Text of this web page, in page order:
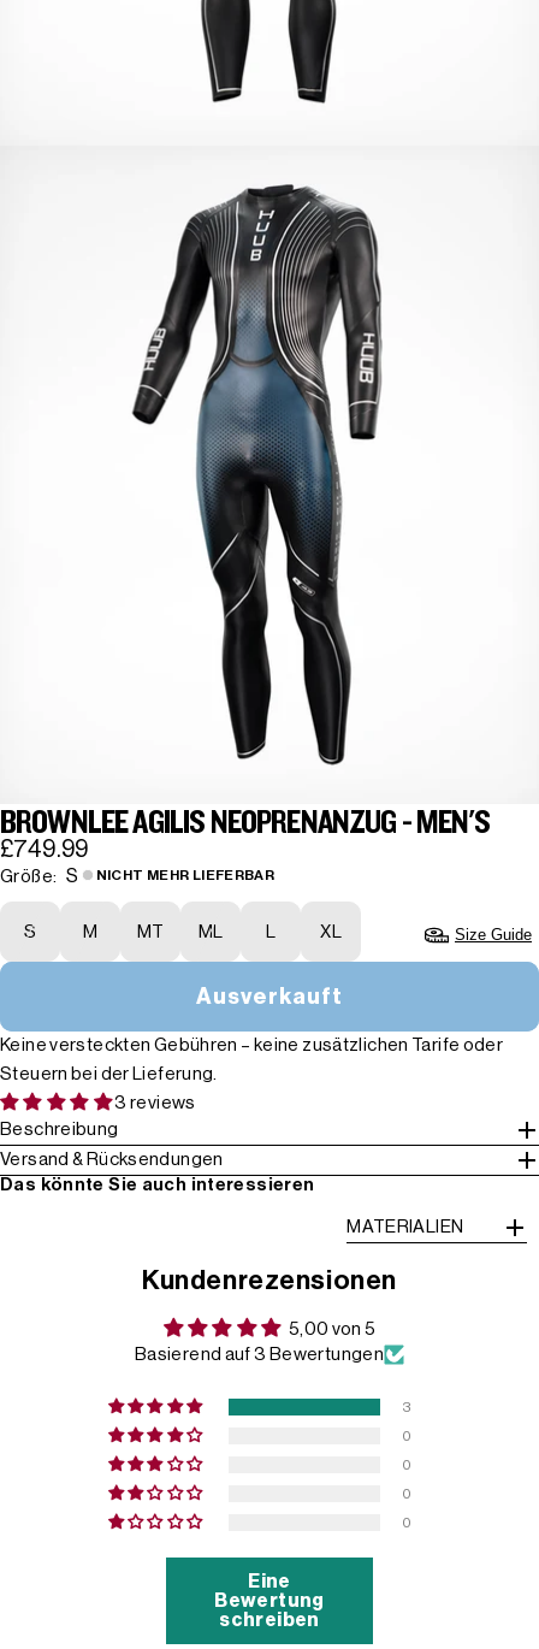
BROWNLEE AGILIS NEOPRENANZUG - MEN'S
£749.99
Größe: S NICHT MEHR LIEFERBAR
S M MT ML XL Size Guide
Ausverkauft
Keine versteckten Gebühren – keine zusätzlichen Tarife oder
Steuern bei der Lieferung.
3 reviews
Beschreibung
Versand & Rücksendungen
Das könnte Sie auch interessieren
MATERIALIEN
Kundenrezensionen
5,00 von 5
Basierend auf 3 Bewertungen
3
0
0
0
0
Eine
Bewertung
schreiben